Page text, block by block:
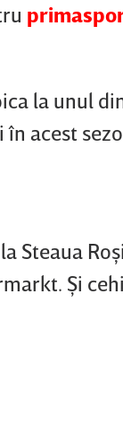
la unul
acest
Steaua
Şi